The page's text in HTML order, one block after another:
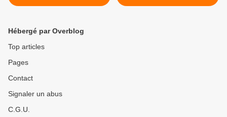
19h
Hébergé par Overblog
Top articles
Pages
Contact
Signaler un abus
C.G.U.